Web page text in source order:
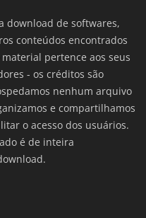
download de softwares,
conteúdos encontrados
pertence aos seus
- os créditos são
nenhum arquivo
e compartilhamos
o acesso dos usuários.
é de inteira